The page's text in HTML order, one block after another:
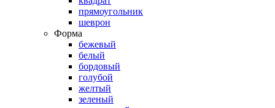
прямоугольник
шеврон
Форма
бежевый
белый
бордовый
голубой
желтый
зеленый